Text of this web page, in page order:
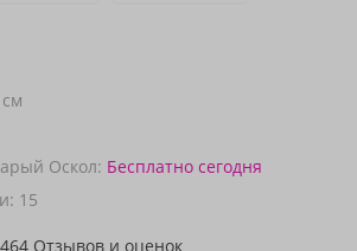
см
Оскол: Бесплатно сегодня
15
Отзывов и оценок